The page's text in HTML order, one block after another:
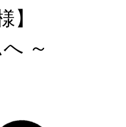
～